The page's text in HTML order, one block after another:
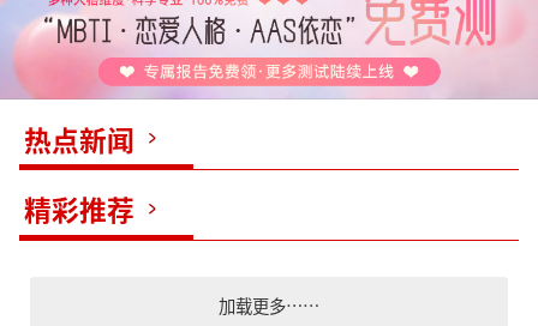
热点新闻
精彩推荐
加载更多……